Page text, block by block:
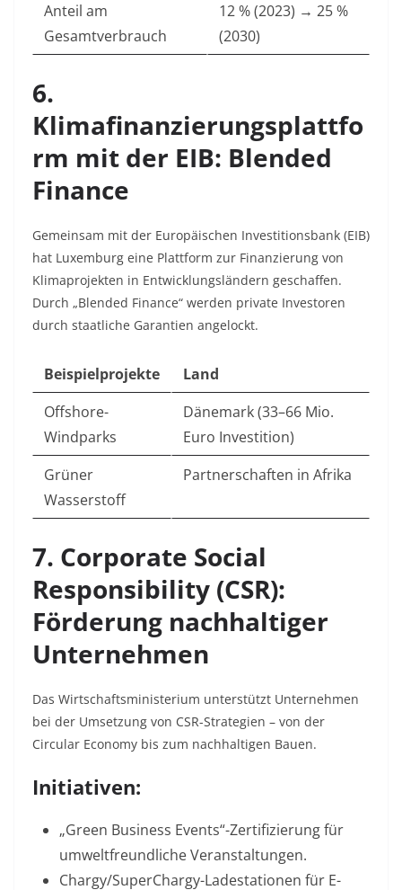
Anteil am
Gesamtverbrauch
12 % (2023) → 25 %
(2030)
6.
Klimafinanzierungsplattfo
rm mit der EIB: Blended
Finance
Gemeinsam mit der Europäischen Investitionsbank (EIB)
hat Luxemburg eine Plattform zur Finanzierung von
Klimaprojekten in Entwicklungsländern geschaffen.
Durch „Blended Finance“ werden private Investoren
durch staatliche Garantien angelockt.
Beispielprojekte
Land
Offshore-
Windparks
Dänemark (33–66 Mio.
Euro Investition)
Grüner
Wasserstoff
Partnerschaften in Afrika
7. Corporate Social
Responsibility (CSR):
Förderung nachhaltiger
Unternehmen
Das Wirtschaftsministerium unterstützt Unternehmen
bei der Umsetzung von CSR-Strategien – von der
Circular Economy bis zum nachhaltigen Bauen.
Initiativen:
„Green Business Events“-Zertifizierung für
umweltfreundliche Veranstaltungen.
Chargy/SuperChargy-Ladestationen für E-